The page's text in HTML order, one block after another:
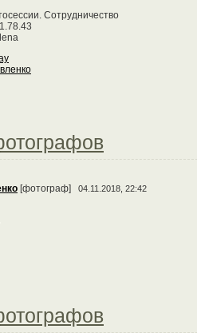
Сотрудничество
[фотограф] 04.11.2018, 22:42